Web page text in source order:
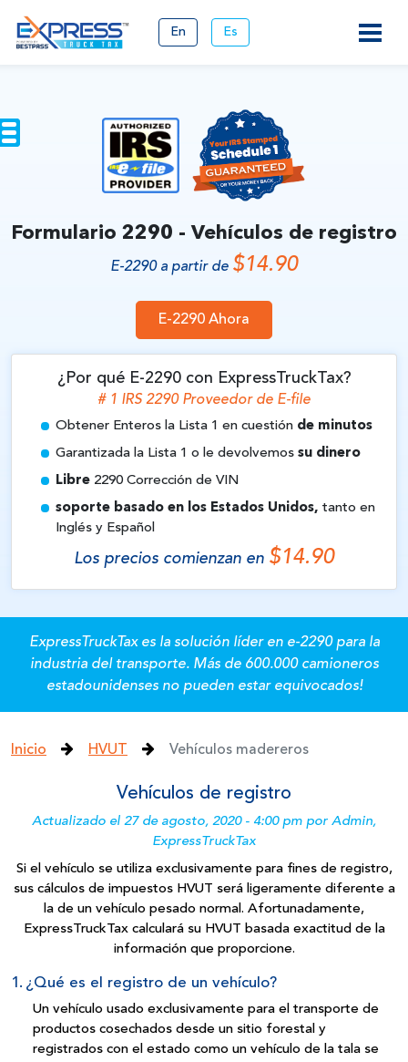
En Es
Formulario 2290 - Vehículos de registro
E-2290 a partir de $14.90
E-2290 Ahora
¿Por qué E-2290 con ExpressTruckTax?
# 1 IRS 2290 Proveedor de E-file
Obtener Enteros la Lista 1 en cuestión de minutos
Garantizada la Lista 1 o le devolvemos su dinero
Libre 2290 Corrección de VIN
soporte basado en los Estados Unidos, tanto en
Inglés y Español
Los precios comienzan en $14.90
ExpressTruckTax es la solución líder en e-2290 para la
industria del transporte. Más de 600.000 camioneros
estadounidenses no pueden estar equivocados!
Inicio HVUT Vehículos madereros
Vehículos de registro
Actualizado el 27 de agosto, 2020 - 4:00 pm por Admin,
ExpressTruckTax
Si el vehículo se utiliza exclusivamente para fines de registro,
sus cálculos de impuestos HVUT será ligeramente diferente a
la de un vehículo pesado normal. Afortunadamente,
ExpressTruckTax calculará su HVUT basada exactitud de la
información que proporcione.
1. ¿Qué es el registro de un vehículo?
Un vehículo usado exclusivamente para el transporte de
productos cosechados desde un sitio forestal y
registrados con el estado como un vehículo de la tala se